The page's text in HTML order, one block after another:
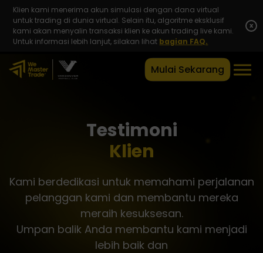
Klien kami menerima akun simulasi dengan dana virtual
untuk trading di dunia virtual. Selain itu, algoritme eksklusif
kami akan menyalin transaksi klien ke akun trading live kami.
Untuk informasi lebih lanjut, silakan lihat bagian FAQ.
x
Mulai Sekarang
Testimoni
Klien
Kami berdedikasi untuk memahami perjalanan
pelanggan kami dan membantu mereka
meraih kesuksesan.
Umpan balik Anda membantu kami menjadi
lebih baik dan